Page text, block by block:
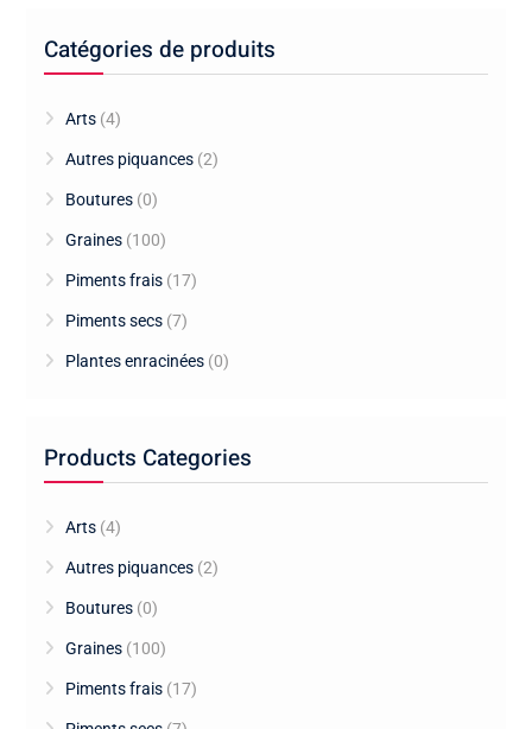
Catégories de produits
Arts (4)
Autres piquances (2)
Boutures (0)
Graines (100)
Piments frais (17)
Piments secs (7)
Plantes enracinées (0)
Products Categories
Arts (4)
Autres piquances (2)
Boutures (0)
Graines (100)
Piments frais (17)